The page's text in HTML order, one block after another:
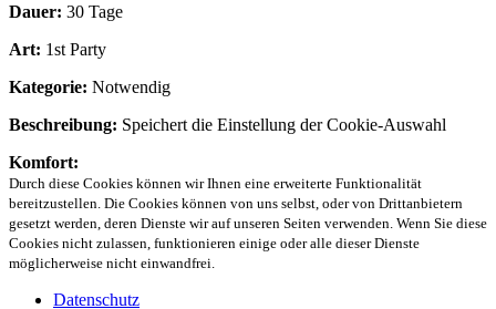
Dauer: 30 Tage
Art: 1st Party
Kategorie: Notwendig
Beschreibung: Speichert die Einstellung der Cookie-Auswahl
Komfort:
Durch diese Cookies können wir Ihnen eine erweiterte Funktionalität
bereitzustellen. Die Cookies können von uns selbst, oder von Drittanbietern
gesetzt werden, deren Dienste wir auf unseren Seiten verwenden. Wenn Sie diese
Cookies nicht zulassen, funktionieren einige oder alle dieser Dienste
möglicherweise nicht einwandfrei.
Datenschutz